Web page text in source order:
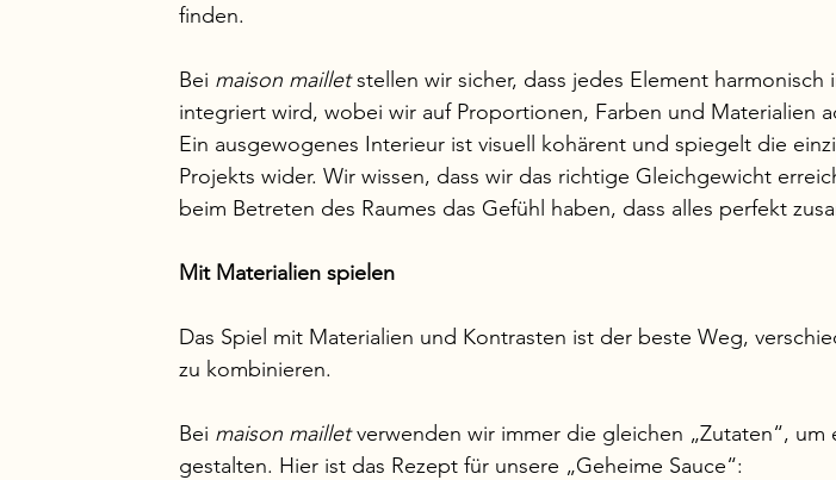
finden.
Bei maison maillet stellen wir sicher, dass jedes Element harmonisch
integriert wird, wobei wir auf Proportionen, Farben und Materialien
Ein ausgewogenes Interieur ist visuell kohärent und spiegelt die
Projekts wider. Wir wissen, dass wir das richtige Gleichgewicht
beim Betreten des Raumes das Gefühl haben, dass alles perfekt
Mit Materialien spielen
Das Spiel mit Materialien und Kontrasten ist der beste Weg,
zu kombinieren.
Bei maison maillet verwenden wir immer die gleichen „Zutaten“, um
gestalten. Hier ist das Rezept für unsere „Geheime Sauce“: